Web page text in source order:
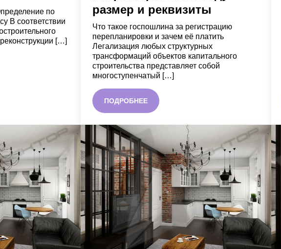
по
В соответствии
[…]
размер и реквизиты
Что такое госпошлина за регистрацию
перепланировки и зачем её платить
Легализация любых структурных
трансформаций объектов капитального
строительства представляет собой
многоступенчатый […]
ПОДРОБНЕЕ